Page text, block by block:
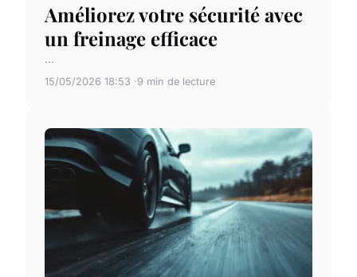
Améliorez votre sécurité avec
un freinage efficace
...
15/05/2026 18:53 9 min de lecture